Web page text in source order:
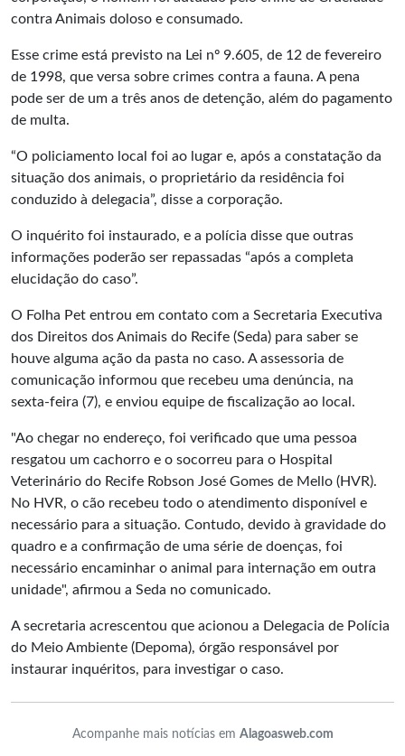
contra Animais doloso e consumado.
Esse crime está previsto na Lei nº 9.605, de 12 de fevereiro
de 1998, que versa sobre crimes contra a fauna. A pena
pode ser de um a três anos de detenção, além do pagamento
de multa.
“O policiamento local foi ao lugar e, após a constatação da
situação dos animais, o proprietário da residência foi
conduzido à delegacia”, disse a corporação.
O inquérito foi instaurado, e a polícia disse que outras
informações poderão ser repassadas “após a completa
elucidação do caso”.
O Folha Pet entrou em contato com a Secretaria Executiva
dos Direitos dos Animais do Recife (Seda) para saber se
houve alguma ação da pasta no caso. A assessoria de
comunicação informou que recebeu uma denúncia, na
sexta-feira (7), e enviou equipe de fiscalização ao local.
"Ao chegar no endereço, foi verificado que uma pessoa
resgatou um cachorro e o socorreu para o Hospital
Veterinário do Recife Robson José Gomes de Mello (HVR).
No HVR, o cão recebeu todo o atendimento disponível e
necessário para a situação. Contudo, devido à gravidade do
quadro e a confirmação de uma série de doenças, foi
necessário encaminhar o animal para internação em outra
unidade", afirmou a Seda no comunicado.
A secretaria acrescentou que acionou a Delegacia de Polícia
do Meio Ambiente (Depoma), órgão responsável por
instaurar inquéritos, para investigar o caso.
Acompanhe mais notícias em Alagoasweb.com